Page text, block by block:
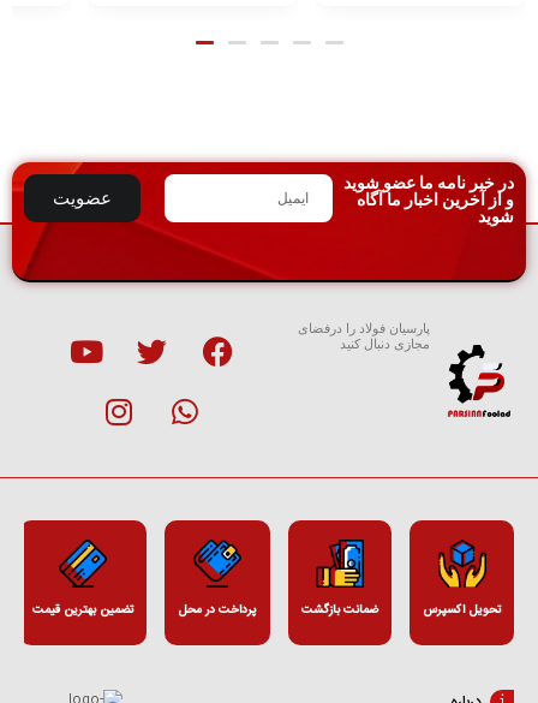
به
عضویت
در خبر نامه ما عضو شوید
و از آخرین اخبار ما آگاه
شوید
پارسیان فولاد را درفضای
مجازی دنبال کنید
تحویل اکسپرس ضمانت بازگشت پرداخت در محل تضمین بهترین قیمت